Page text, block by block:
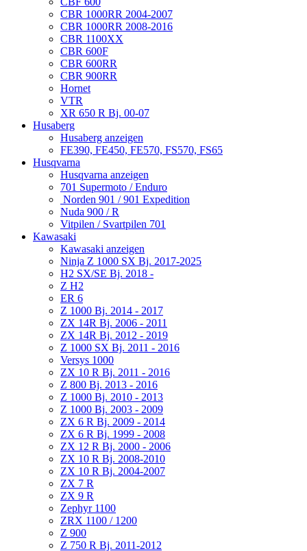
CBR 1000RR 2004-2007
CBR 1000RR 2008-2016
CBR 1100XX
CBR 600F
CBR 600RR
CBR 900RR
Hornet
VTR
XR 650 R Bj. 00-07
Husaberg
Husaberg anzeigen
FE390, FE450, FE570, FS570, FS65
Husqvarna
Husqvarna anzeigen
701 Supermoto / Enduro
Norden 901 / 901 Expedition
Nuda 900 / R
Vitpilen / Svartpilen 701
Kawasaki
Kawasaki anzeigen
Ninja Z 1000 SX Bj. 2017-2025
H2 SX/SE Bj. 2018 -
Z H2
ER 6
Z 1000 Bj. 2014 - 2017
ZX 14R Bj. 2006 - 2011
ZX 14R Bj. 2012 - 2019
Z 1000 SX Bj. 2011 - 2016
Versys 1000
ZX 10 R Bj. 2011 - 2016
Z 800 Bj. 2013 - 2016
Z 1000 Bj. 2010 - 2013
Z 1000 Bj. 2003 - 2009
ZX 6 R Bj. 2009 - 2014
ZX 6 R Bj. 1999 - 2008
ZX 12 R Bj. 2000 - 2006
ZX 10 R Bj. 2008-2010
ZX 10 R Bj. 2004-2007
ZX 7 R
ZX 9 R
Zephyr 1100
ZRX 1100 / 1200
Z 900
Z 750 R Bj. 2011-2012